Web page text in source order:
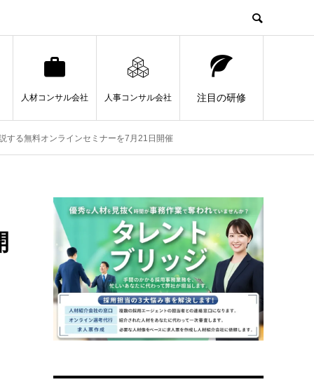
人材コンサル会社 人事コンサル会社 注目の研修
する無料オンラインセミナーを7月21日開催